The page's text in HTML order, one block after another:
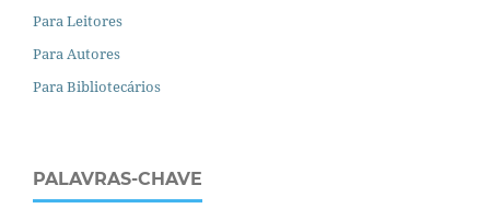
Para Leitores
Para Autores
Para Bibliotecários
PALAVRAS-CHAVE